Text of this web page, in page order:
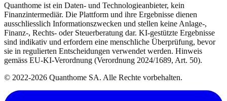
Quanthome ist ein Daten- und Technologieanbieter, kein
Finanzintermediär. Die Plattform und ihre Ergebnisse dienen
ausschliesslich Informationszwecken und stellen keine Anlage-,
Finanz-, Rechts- oder Steuerberatung dar. KI-gestützte Ergebnisse
sind indikativ und erfordern eine menschliche Überprüfung, bevor
sie in regulierten Entscheidungen verwendet werden. Hinweis
gemäss EU-KI-Verordnung (Verordnung 2024/1689, Art. 50).
© 2022-2026 Quanthome SA. Alle Rechte vorbehalten.